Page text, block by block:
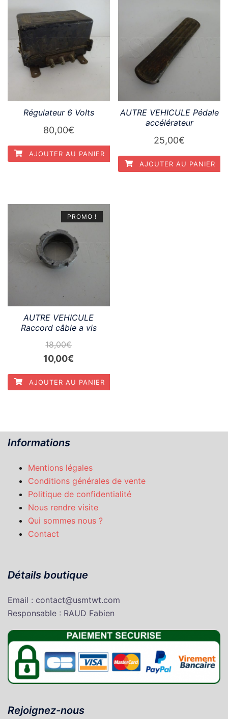
Régulateur 6 Volts
80,00€
AJOUTER AU PANIER
AUTRE VEHICULE Pédale
accélérateur
25,00€
AJOUTER AU PANIER
PROMO !
AUTRE VEHICULE
Raccord câble a vis
18,00€
Le
prix
initial
10,00€
prix
actuel
AJOUTER AU PANIER
Informations
Mentions légales
Conditions générales de vente
Politique de confidentialité
Nous rendre visite
Qui sommes nous ?
Contact
Détails boutique
Email : contact@usmtwt.com
Responsable : RAUD Fabien
Rejoignez-nous